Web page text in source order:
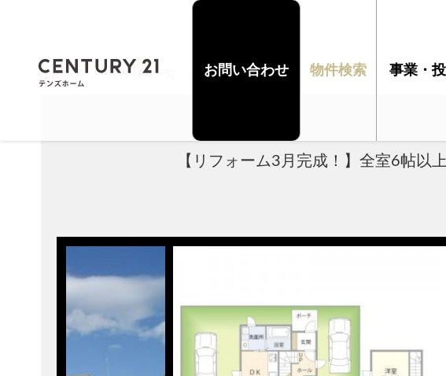
お問い合わせ 物件検索 事業・
トップ > 売買 検索一覧 売買 検索詳細
【リフォーム3月完成！】全室6帖以